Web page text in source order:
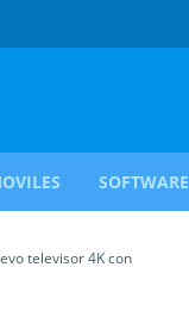
SOFTWARE
televisor 4K con